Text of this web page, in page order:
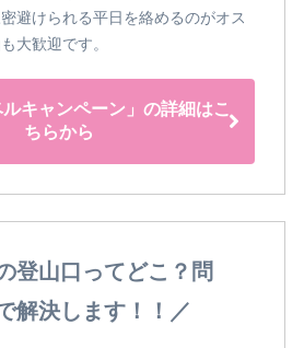
避けられる平日を絡めるのがオス
大歓迎です。
ルキャンペーン」の詳細はこ
ちらから
登山口ってどこ？問
解決します！！／